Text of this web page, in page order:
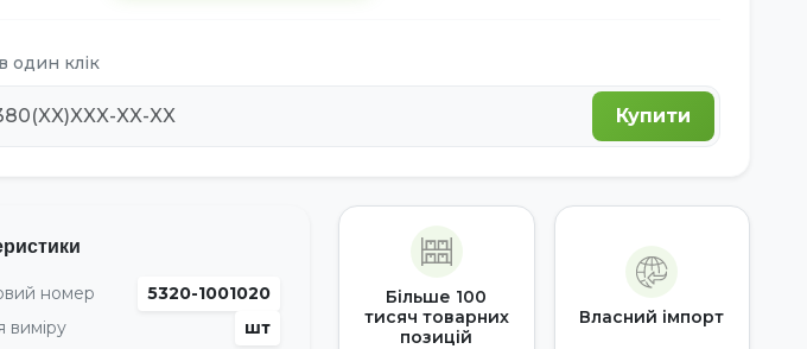
один клік
Купити
номер
5320-1001020
виміру
шт
Більше 100
тисяч товарних
позицій
Власний імпорт